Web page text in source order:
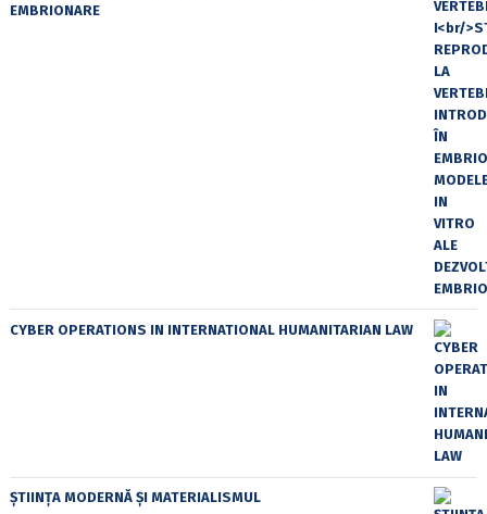
EMBRIONARE
CYBER OPERATIONS IN INTERNATIONAL HUMANITARIAN LAW
ȘTIINȚA MODERNĂ ȘI MATERIALISMUL